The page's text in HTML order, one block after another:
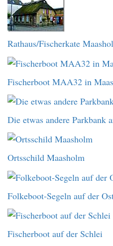
Rathaus/Fischerkate
Fischerboot MAA32 in
Die etwas andere Parkbank
Ortsschild Maasholm
Folkeboot-Segeln auf der
Fischerboot auf der Schlei